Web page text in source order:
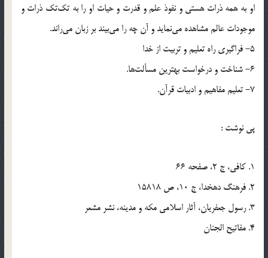
او به همه ذرات هستي و نفوذ علم و قدرت و حيات او را به تك‌تك ذرات و
موجودات عالم مشاهده مي‌نمايد و آن چه را مي‌بيند بر زبان مي‌راند.
5- فراگيري راه تعليم و تربيت از خدا
6- شناخت و درخواست بهترين مسألت‌ها.
7- تعليم مفاهيم و ادبيات قرآن.
پي نوشت :
1. كافي، ج 2، صفحه 66
2. فرهنگ دهخدا، ج 10، ص 15818
3. رسول جعفريان، آثار اسلامي مكه و مدينه، نشر مشعر
4. مفاتيح الجنان